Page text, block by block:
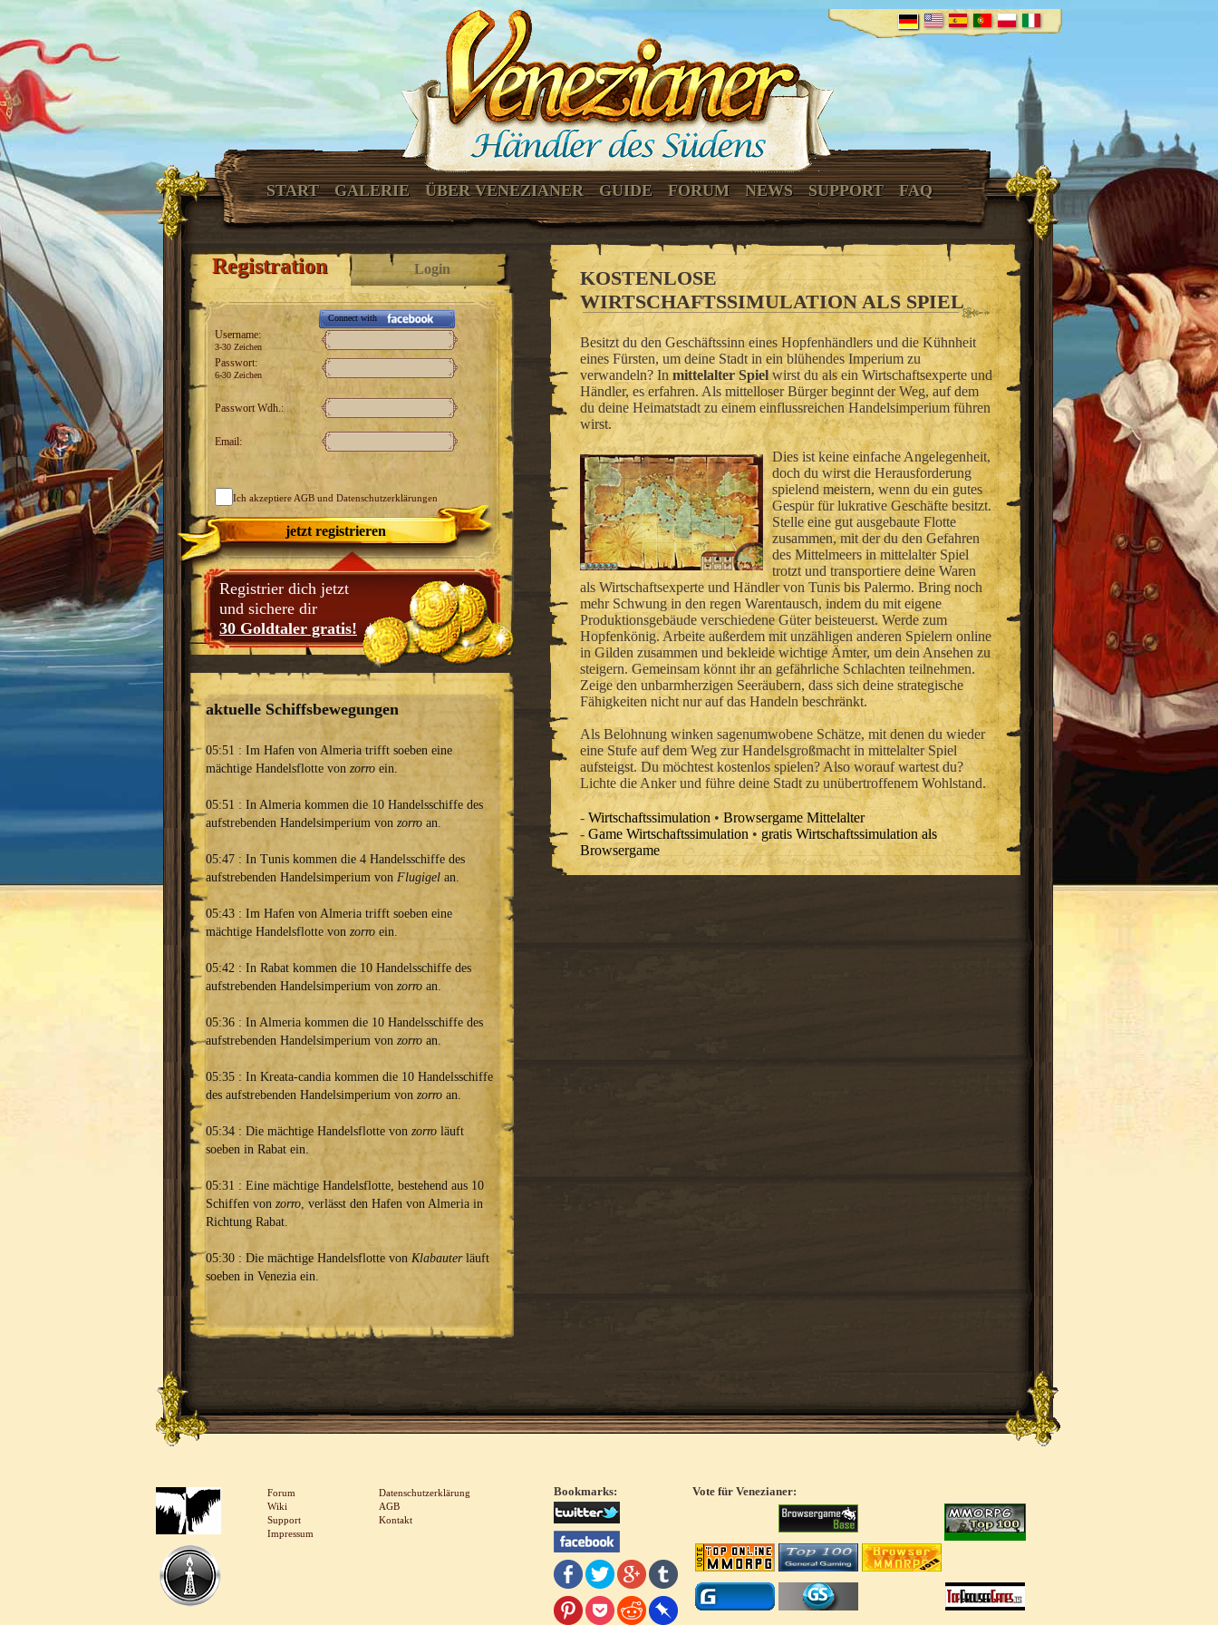
START GALERIE ÜBER VENEZIANER GUIDE FORUM NEWS SUPPORT FAQ
Registration Login
Connect with
Username:
3-30 Zeichen
Passwort:
6-30 Zeichen
Passwort Wdh.:
Email:
Ich akzeptiere AGB und Datenschutzerklärungen
jetzt registrieren
Registrier dich jetzt
und sichere dir
30 Goldtaler gratis!
aktuelle Schiffsbewegungen
05:51 : Im Hafen von Almeria trifft soeben eine
mächtige Handelsflotte von zorro ein.
05:51 : In Almeria kommen die 10 Handelsschiffe des
aufstrebenden Handelsimperium von zorro an.
05:47 : In Tunis kommen die 4 Handelsschiffe des
aufstrebenden Handelsimperium von Flugigel an.
05:43 : Im Hafen von Almeria trifft soeben eine
mächtige Handelsflotte von zorro ein.
05:42 : In Rabat kommen die 10 Handelsschiffe des
aufstrebenden Handelsimperium von zorro an.
05:36 : In Almeria kommen die 10 Handelsschiffe des
aufstrebenden Handelsimperium von zorro an.
05:35 : In Kreata-candia kommen die 10 Handelsschiffe
des aufstrebenden Handelsimperium von zorro an.
05:34 : Die mächtige Handelsflotte von zorro läuft
soeben in Rabat ein.
05:31 : Eine mächtige Handelsflotte, bestehend aus 10
Schiffen von zorro, verlässt den Hafen von Almeria in
Richtung Rabat.
05:30 : Die mächtige Handelsflotte von Klabauterläuft
soeben in Venezia ein.
KOSTENLOSE
WIRTSCHAFTSSIMULATION ALS SPIEL
Besitzt du den Geschäftssinn eines Hopfenhändlers und die Kühnheit
eines Fürsten, um deine Stadt in ein blühendes Imperium zu
verwandeln? Inmittelalter Spielwirst du als ein Wirtschaftsexperte und
Händler, es erfahren. Als mittelloser Bürger beginnt der Weg, auf dem
du deine Heimatstadt zu einem einflussreichen Handelsimperium führen
wirst.
Dies ist keine einfache Angelegenheit,
doch du wirst die Herausforderung
spielend meistern, wenn du ein gutes
Gespür für lukrative Geschäfte besitzt.
Stelle eine gut ausgebaute Flotte
zusammen, mit der du den Gefahren
des Mittelmeers in mittelalter Spiel
trotzt und transportiere deine Waren
als Wirtschaftsexperte und Händler von Tunis bis Palermo. Bring noch
mehr Schwung in den regen Warentausch, indem du mit eigene
Produktionsgebäude verschiedene Güter beisteuerst. Werde zum
Hopfenkönig. Arbeite außerdem mit unzähligen anderen Spielern online
in Gilden zusammen und bekleide wichtige Ämter, um dein Ansehen zu
steigern. Gemeinsam könnt ihr an gefährliche Schlachten teilnehmen.
Zeige den unbarmherzigen Seeräubern, dass sich deine strategische
Fähigkeiten nicht nur auf das Handeln beschränkt.
Als Belohnung winken sagenumwobene Schätze, mit denen du wieder
eine Stufe auf dem Weg zur Handelsgroßmacht in mittelalter Spiel
aufsteigst. Du möchtest kostenlos spielen? Also worauf wartest du?
Lichte die Anker und führe deine Stadt zu unübertroffenem Wohlstand.
-Wirtschaftssimulation•Browsergame Mittelalter
- Game Wirtschaftssimulation • gratis Wirtschaftssimulation als
Browsergame
Forum
Wiki
Support
Impressum
Datenschutzerklärung
AGB
Kontakt
Bookmarks: Vote für Venezianer: